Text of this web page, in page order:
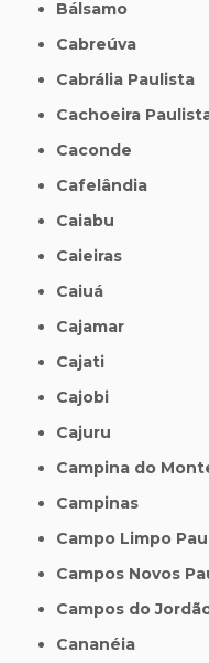
Bálsamo
Cabreúva
Cabrália Paulista
Cachoeira
Caconde
Cafelândia
Caiabu
Caieiras
Caiuá
Cajamar
Cajati
Cajobi
Cajuru
Campina do
Campinas
Campo Limpo
Campos Novos
Campos do
Cananéia